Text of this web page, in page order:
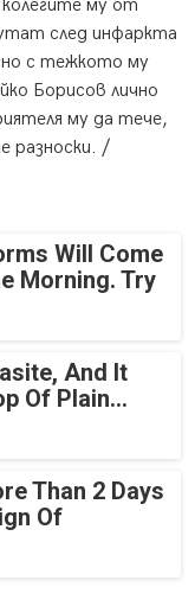
му от
след инфаркта
с тежкото му
Борисов лично
му да тече,
разноски. /
Will Come
Morning. Try
And It
Of Plain...
Than 2 Days
Of